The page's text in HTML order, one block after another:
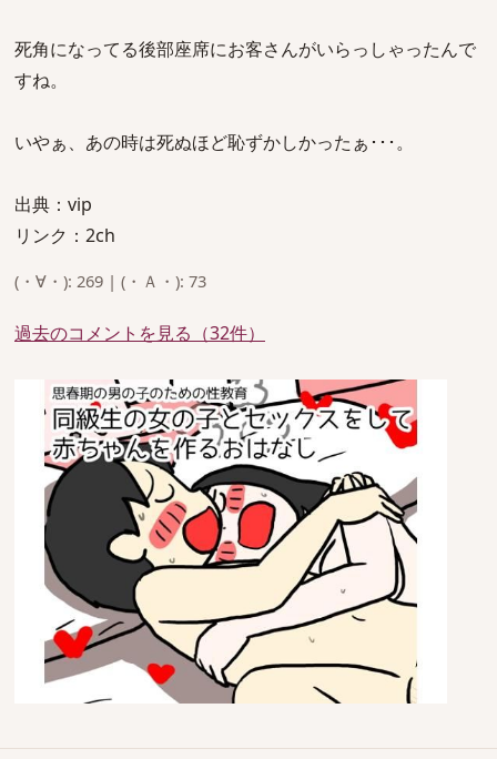
死角になってる後部座席にお客さんがいらっしゃったんで
すね。
いやぁ、あの時は死ぬほど恥ずかしかったぁ･･･。
出典：vip
リンク：2ch
(・∀・): 269 | (・Ａ・): 73
過去のコメントを見る（32件）